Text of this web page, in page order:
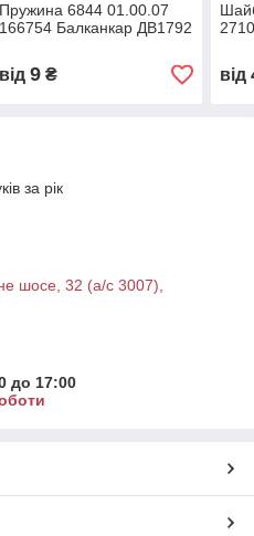
Пружина 6844 01.00.07
166754 Балканкар ДВ1792
від 9₴ від
за рік
шосе, 32 (а/с 3007),
до 17:00